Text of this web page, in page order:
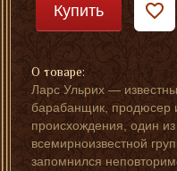
Купить
О товаре:
Ларс Ульрих —
барабанщик, продюсер
происхождения, один
всемирноизвестной
запомнился